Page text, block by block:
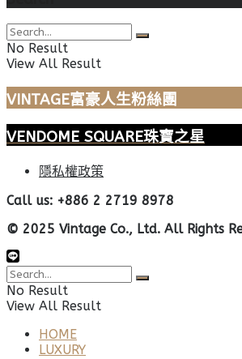
No Result
View All Result
VINTAGE富豪人生粉絲團
VENDOME SQUARE珠寶之星
隱私權政策
Call us: +886 2 2719 8978
© 2025 Vintage Co., Ltd. All Rights
No Result
View All Result
HOME
LUXURY